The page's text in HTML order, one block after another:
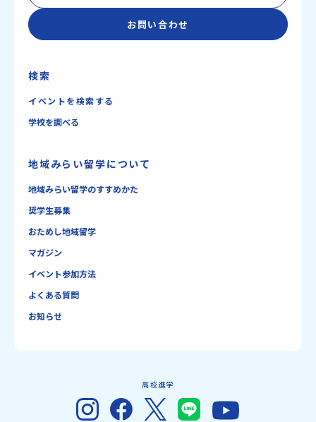
お問い合わせ
検索
イベントを検索する
学校を調べる
地域みらい留学について
地域みらい留学のすすめかた
奨学生募集
おためし地域留学
マガジン
イベント参加方法
よくある質問
お知らせ
高校進学